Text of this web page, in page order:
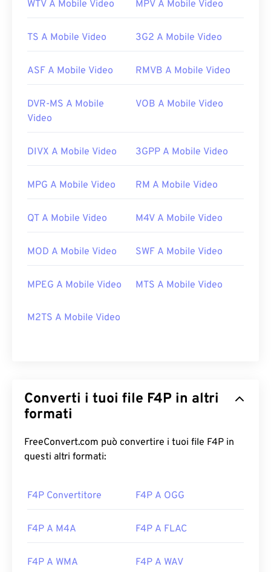
https://en.wikipedia.org/wiki/Flash_Video
WTV A Mobile Video MPV A Mobile Video
TS A Mobile Video 3G2 A Mobile Video
ASF A Mobile Video RMVB A Mobile Video
DVR-MS A Mobile
Video
VOB A Mobile Video
DIVX A Mobile Video 3GPP A Mobile Video
MPG A Mobile Video RM A Mobile Video
QT A Mobile Video M4V A Mobile Video
MOD A Mobile Video SWF A Mobile Video
MPEG A Mobile Video MTS A Mobile Video
M2TS A Mobile Video
Converti i tuoi file F4P in altri
formati
FreeConvert.com può convertire i tuoi file F4P in
questi altri formati:
F4P Convertitore F4P A OGG
F4P A M4A F4P A FLAC
F4P A WMA F4P A WAV